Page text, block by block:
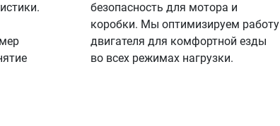
безопасность для мотора и
коробки. Мы оптимизируем работу
двигателя для комфортной езды
во всех режимах нагрузки.